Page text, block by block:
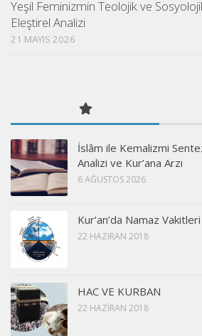
Yeşil Feminizmin Teolojik ve
Eleştirel Analizi
21 MAYIS 2026
İslâm ile Kemalizmi
Analizi ve Kur’ana Arzı
6 AĞUSTOS 2026
Kur’an’da Namaz
22 HAZIRAN 2018
HAC VE KURBAN
22 HAZIRAN 2018